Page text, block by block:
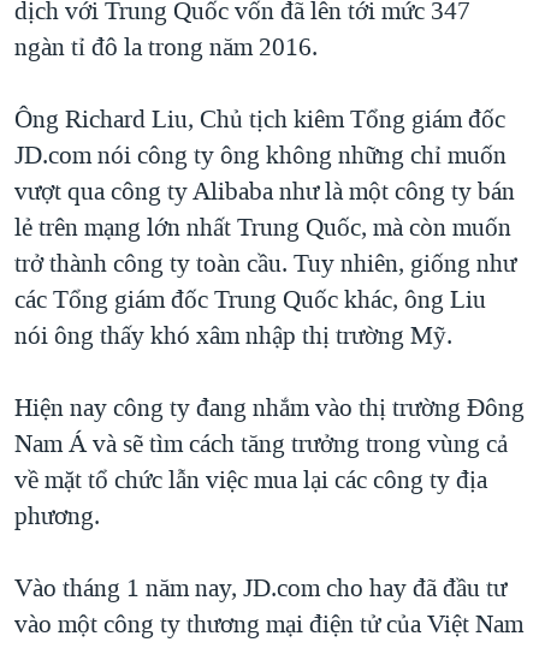
dịch với Trung Quốc vốn đã lên tới mức 347
ngàn tỉ đô la trong năm 2016.
Ông Richard Liu, Chủ tịch kiêm Tổng giám đốc
JD.com nói công ty ông không những chỉ muốn
vượt qua công ty Alibaba như là một công ty bán
lẻ trên mạng lớn nhất Trung Quốc, mà còn muốn
trở thành công ty toàn cầu. Tuy nhiên, giống như
các Tổng giám đốc Trung Quốc khác, ông Liu
nói ông thấy khó xâm nhập thị trường Mỹ.
Hiện nay công ty đang nhắm vào thị trường Đông
Nam Á và sẽ tìm cách tăng trưởng trong vùng cả
về mặt tổ chức lẫn việc mua lại các công ty địa
phương.
Vào tháng 1 năm nay, JD.com cho hay đã đầu tư
vào một công ty thương mại điện tử của Việt Nam